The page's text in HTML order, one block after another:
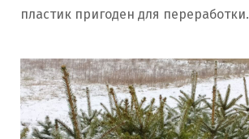
пластик пригоден для переработки.